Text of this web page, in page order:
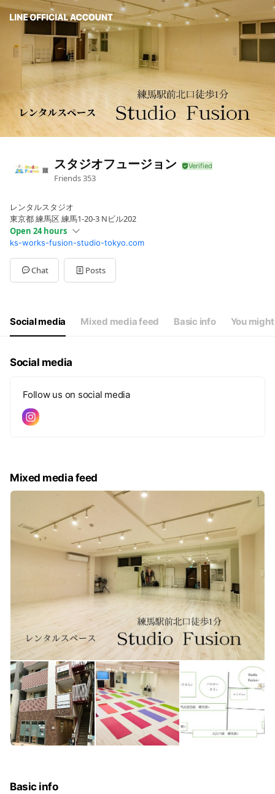
スタジオフュージョン
Friends353
レンタルスタジオ
東京都 練馬区 練馬1-20-3 Nビル202
Open 24 hours
SunOpen 24 hours
MonOpen 24 hours
TueOpen 24 hours
WedOpen 24 hours
Open 24 hours
ks-works-fusion-studio-tokyo.com
Chat Posts
Social media Mixed media feed Basic info You
Social media
Follow us on social media
Mixed media feed
Basic info